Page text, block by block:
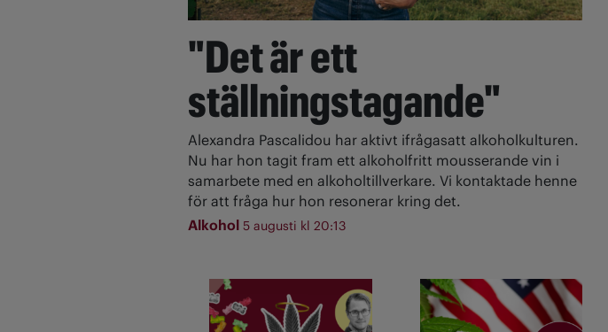
"Det är ett
ställningstagande"
Alexandra Pascalidou har aktivt ifrågasatt alkoholkulturen.
Nu har hon tagit fram ett alkoholfritt mousserande vin i
samarbete med en alkoholtillverkare. Vi kontaktade henne
för att fråga hur hon resonerar kring det.
Alkohol 5 augusti kl 20:13